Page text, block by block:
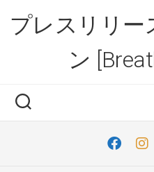
content
プレスリリー
ン